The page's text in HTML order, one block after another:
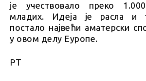
је учествовало преко
младих. Идеја је расла и
постало највећи аматерски
у овом делу Еуропе.
РТ